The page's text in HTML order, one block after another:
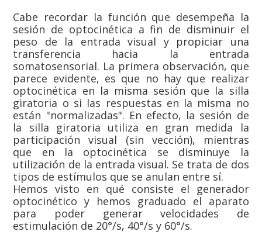
Cabe recordar la función que desempeña la
sesión de optocinética a fin de disminuir el
peso de la entrada visual y propiciar una
transferencia hacia la entrada
somatosensorial. La primera observación, que
parece evidente, es que no hay que realizar
optocinética en la misma sesión que la silla
giratoria o si las respuestas en la misma no
están "normalizadas". En efecto, la sesión de
la silla giratoria utiliza en gran medida la
participación visual (sin vección), mientras
que en la optocinética se disminuye la
utilización de la entrada visual. Se trata de dos
tipos de estímulos que se anulan entre sí.
Hemos visto en qué consiste el generador
optocinético y hemos graduado el aparato
para poder generar velocidades de
estimulación de 20°/s, 40°/s y 60°/s.